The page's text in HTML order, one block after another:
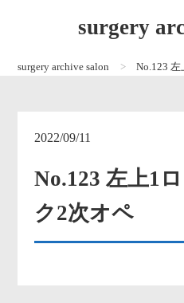
surgery
surgery archive salon No.123
2022/09/11
No.123 左上1
ク2次オペ